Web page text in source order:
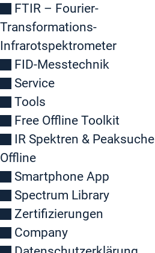
FTIR – Fourier-
Transformations-
Infrarotspektrometer
FID-Messtechnik
Service
Tools
Free Offline Toolkit
IR Spektren & Peaksuche
Offline
Smartphone App
Spectrum Library
Zertifizierungen
Company